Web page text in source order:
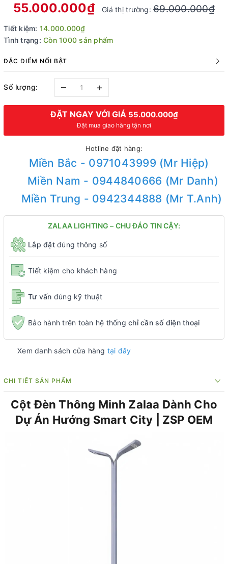
55.000.000₫ Giá thị trường:69.000.000₫
Tiết kiệm: 14.000.000₫
Tình trạng: Còn 1000 sản phẩm
ĐẶC ĐIỂM NỔI BẬT
Số lượng: – +
ĐẶT NGAY VỚI GIÁ 55.000.000₫
Đặt mua giao hàng tận nơi
Hotline đặt hàng:
Miền Bắc - 0971043999 (Mr Hiệp)
Miền Nam - 0944840666 (Mr Danh)
Miền Trung - 0942344888 (Mr T.Anh)
ZALAA LIGHTING – CHU ĐÁO TIN CẬY:
Lắp đặtđúng thông số
Tiết kiệm cho khách hàng
Tư vấn đúng kỹ thuật
Bảo hành trên toàn hệ thống chỉ cần số điện thoại
Xem danh sách cửa hàng tại đây
CHI TIẾT SẢN PHẨM
Cột Đèn Thông Minh Zalaa Dành Cho
Dự Án Hướng Smart City | ZSP OEM